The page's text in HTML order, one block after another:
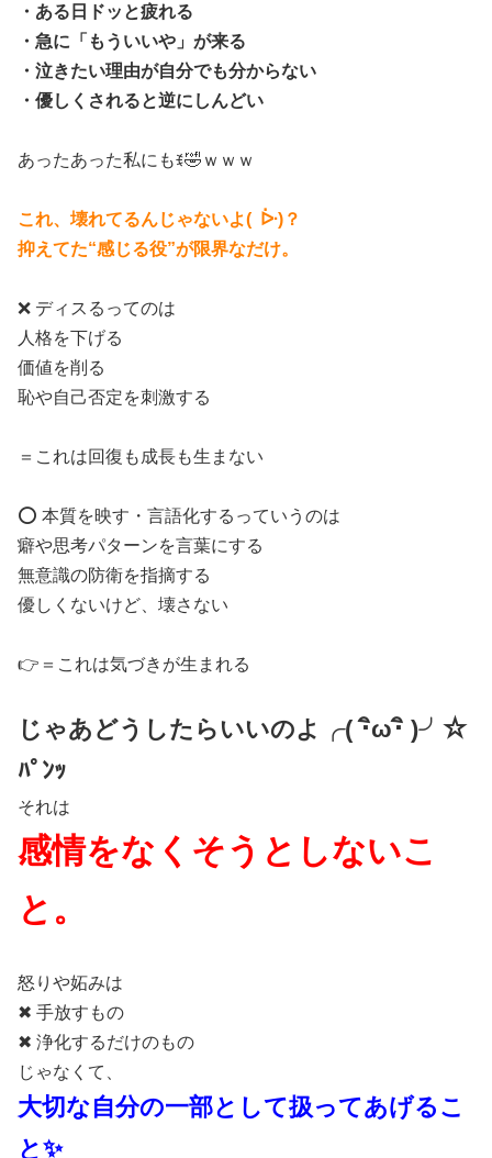
・ある日ドッと疲れる
・急に「もういいや」が来る
・泣きたい理由が自分でも分からない
・優しくされると逆にしんどい
あったあった私にもꉂ🤣ｗｗｗ
これ、壊れてるんじゃないよ( ᐕ)？
抑えてた“感じる役”が限界なだけ。
❌ ディスるってのは
人格を下げる
価値を削る
恥や自己否定を刺激する
＝これは回復も成長も生まない
⭕ 本質を映す・言語化するっていうのは
癖や思考パターンを言葉にする
無意識の防衛を指摘する
優しくないけど、壊さない
👉＝これは気づきが生まれる
じゃあどうしたらいいのよ╭( ･ิω･ิ )╯☆
ﾊﾟﾝｯ
それは
感情をなくそうとしないこ
と。
怒りや妬みは
✖ 手放すもの
✖ 浄化するだけのもの
じゃなくて、
大切な自分の一部として扱ってあげるこ
と✨